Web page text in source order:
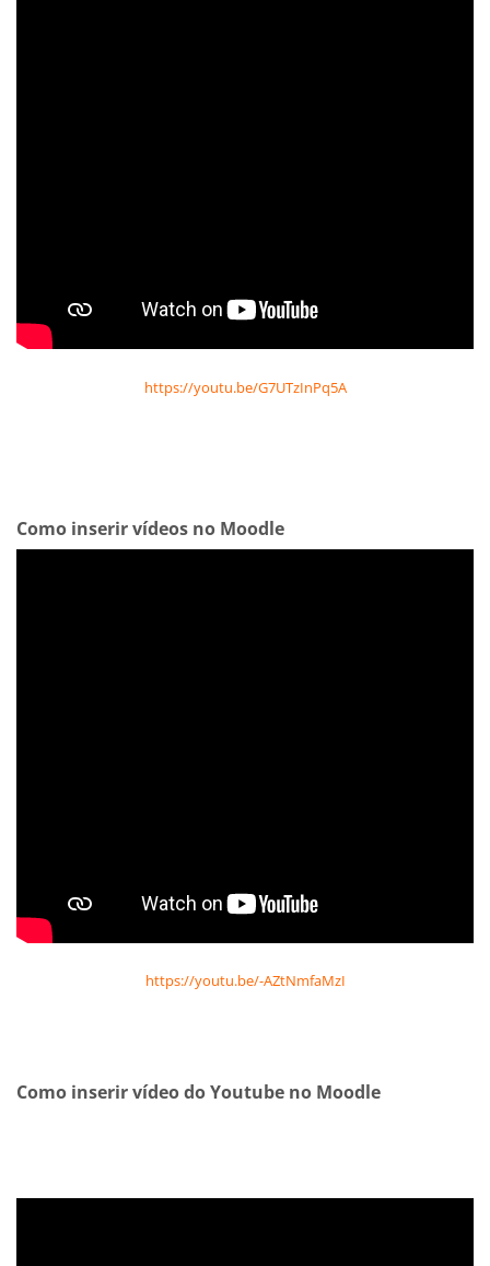
https://youtu.be/G7UTzInPq5A
Como inserir vídeos no Moodle
https://youtu.be/-AZtNmfaMzI
Como inserir vídeo do Youtube no Moodle